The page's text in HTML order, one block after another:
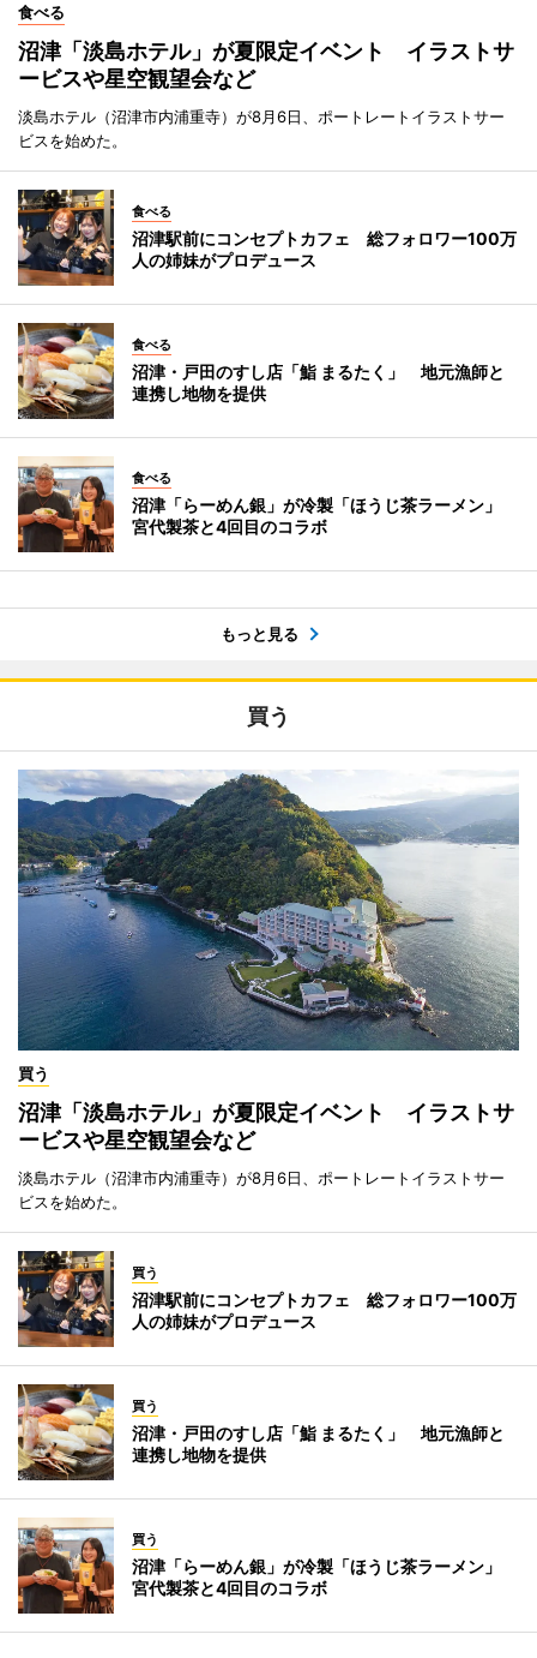
食べる
沼津「淡島ホテル」が夏限定イベント イラストサ
ービスや星空観望会など
淡島ホテル（沼津市内浦重寺）が8月6日、ポートレートイラストサー
ビスを始めた。
食べる
沼津駅前にコンセプトカフェ 総フォロワー100万
人の姉妹がプロデュース
食べる
沼津・戸田のすし店「鮨 まるたく」 地元漁師と
連携し地物を提供
食べる
沼津「らーめん銀」が冷製「ほうじ茶ラーメン」
宮代製茶と4回目のコラボ
もっと見る
買う
買う
沼津「淡島ホテル」が夏限定イベント イラストサ
ービスや星空観望会など
淡島ホテル（沼津市内浦重寺）が8月6日、ポートレートイラストサー
ビスを始めた。
買う
沼津駅前にコンセプトカフェ 総フォロワー100万
人の姉妹がプロデュース
買う
沼津・戸田のすし店「鮨 まるたく」 地元漁師と
連携し地物を提供
買う
沼津「らーめん銀」が冷製「ほうじ茶ラーメン」
宮代製茶と4回目のコラボ